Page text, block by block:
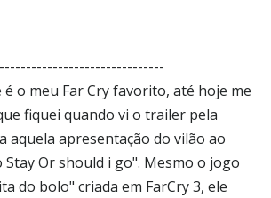
é o meu Far Cry favorito, até hoje me
fiquei quando vi o trailer pela
aquela apresentação do vilão ao
Stay Or should i go". Mesmo o jogo
do bolo" criada em FarCry 3, ele